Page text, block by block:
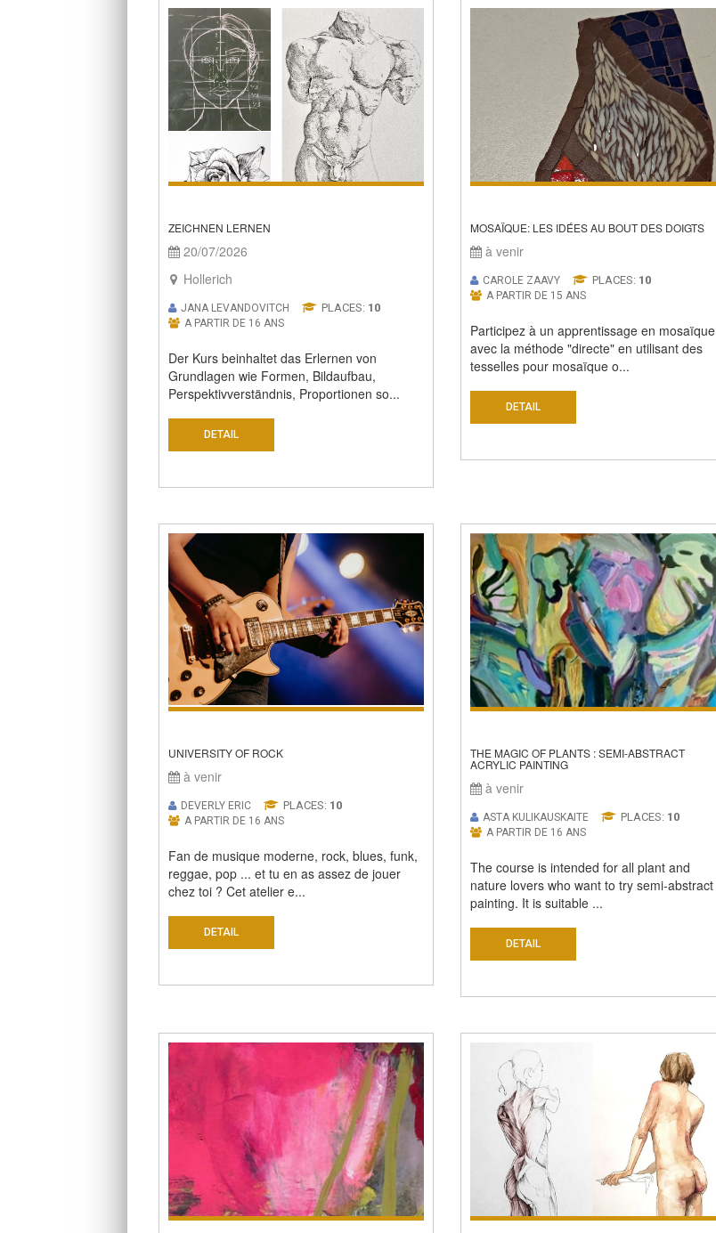
ZEICHNEN LERNEN
20/07/2026
Hollerich
JANA LEVANDOVITCH PLACES: 10
A PARTIR DE 16 ANS
Der Kurs beinhaltet das Erlernen von
Grundlagen wie Formen, Bildaufbau,
Perspektivverständnis, Proportionen so...
DETAIL
MOSAÏQUE: LES IDÉES AU BOUT DES DOIGTS
à venir
CAROLE ZAAVY PLACES: 10
A PARTIR DE 15 ANS
Participez à un apprentissage en mosaïque
avec la méthode "directe" en utilisant des
tesselles pour mosaïque o...
DETAIL
UNIVERSITY OF ROCK
à venir
DEVERLY ERIC PLACES: 10
A PARTIR DE 16 ANS
Fan de musique moderne, rock, blues, funk,
reggae, pop ... et tu en as assez de jouer
chez toi ? Cet atelier e...
DETAIL
THE MAGIC OF PLANTS : SEMI-ABSTRACT
ACRYLIC PAINTING
à venir
ASTA KULIKAUSKAITE PLACES: 10
A PARTIR DE 16 ANS
The course is intended for all plant and
nature lovers who want to try semi-abstract
painting. It is suitable ...
DETAIL